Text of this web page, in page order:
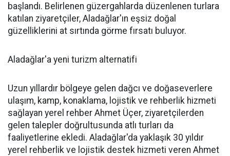
başlandı. Belirlenen güzergahlarda düzenlenen turlara
katılan ziyaretçiler, Aladağlar'ın eşsiz doğal
güzelliklerini at sırtında görme fırsatı buluyor.
Aladağlar'a yeni turizm alternatifi
Uzun yıllardır bölgeye gelen dağcı ve doğaseverlere
ulaşım, kamp, konaklama, lojistik ve rehberlik hizmeti
sağlayan yerel rehber Ahmet Üçer, ziyaretçilerden
gelen talepler doğrultusunda atlı turları da
faaliyetlerine ekledi. Aladağlar'da yaklaşık 30 yıldır
yerel rehberlik ve lojistik destek hizmeti veren Ahmet